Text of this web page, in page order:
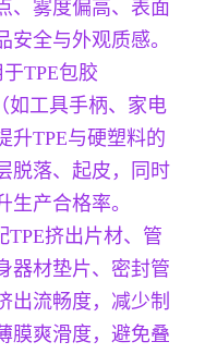
、雾度偏高、表面
全与外观质感。
于TPE包胶
如工具手柄、家电
升TPE与硬塑料的
脱落、起皮，同时
产合格率。
TPE挤出片材、管
器材垫片、密封管
出流畅度，减少制
膜爽滑度，避免叠